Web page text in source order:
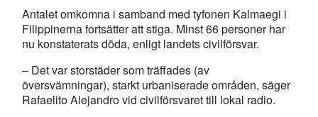
Antalet omkomna i samband med tyfonen Kalmaegi i
Filippinerna fortsätter att stiga. Minst 66 personer har
nu konstaterats döda, enligt landets civilförsvar.
– Det var storstäder som träffades (av
översvämningar), starkt urbaniserade områden, säger
Rafaelito Alejandro vid civilförsvaret till lokal radio.